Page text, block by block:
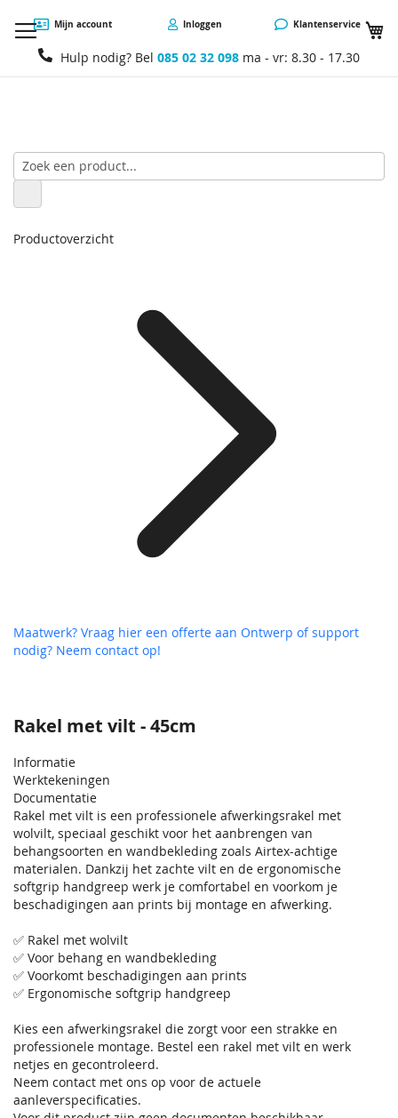
Mijn account Inloggen Klantenservice
Hulp nodig? Bel 085 02 32 098 ma - vr: 8.30 - 17.30
Rakel met vilt - 45cm
Informatie
Werktekeningen
Documentatie
Rakel met vilt is een professionele afwerkingsrakel met
wolvilt, speciaal geschikt voor het aanbrengen van
behangsoorten en wandbekleding zoals Airtex-achtige
materialen. Dankzij het zachte vilt en de ergonomische
softgrip handgreep werk je comfortabel en voorkom je
beschadigingen aan prints bij montage en afwerking.
✅ Rakel met wolvilt
✅ Voor behang en wandbekleding
✅ Voorkomt beschadigingen aan prints
✅ Ergonomische softgrip handgreep
Kies een afwerkingsrakel die zorgt voor een strakke en
professionele montage. Bestel een rakel met vilt en werk
netjes en gecontroleerd.
Neem contact met ons op voor de actuele
aanleverspecificaties.
Productoverzicht
Maatwerk? Vraag hier een offerte aan Ontwerp of support
nodig? Neem contact op!